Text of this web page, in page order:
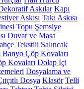
Askılar Kapı
Askısı Takı Askısı
Topu Şemsiye
Duvar ve Masa
Tekstili Salıncak
Banyo Çöp Kovaları
Kovaları Dolap İçi
Dosyalama ve
Dosya Klasör Telli